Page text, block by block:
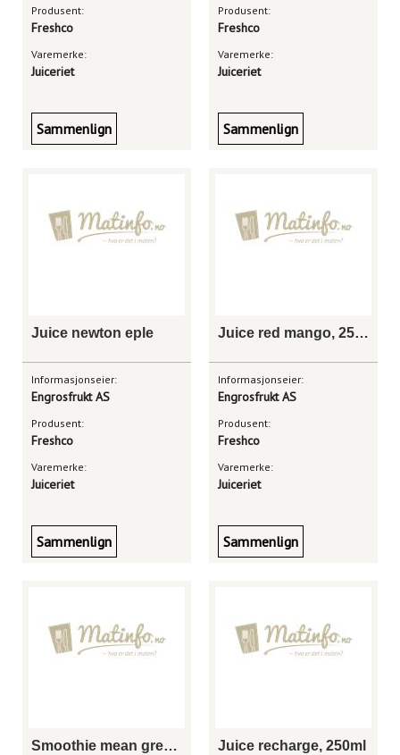
Produsent:
Freshco
Varemerke:
Juiceriet
Sammenlign
Produsent:
Freshco
Varemerke:
Juiceriet
Sammenlign
Juice newton eple
Informasjonseier:
Engrosfrukt AS
Produsent:
Freshco
Varemerke:
Juiceriet
Sammenlign
Juice red mango, 250ml
Informasjonseier:
Engrosfrukt AS
Produsent:
Freshco
Varemerke:
Juiceriet
Sammenlign
Smoothie mean green, 250ml Juice recharge, 250ml